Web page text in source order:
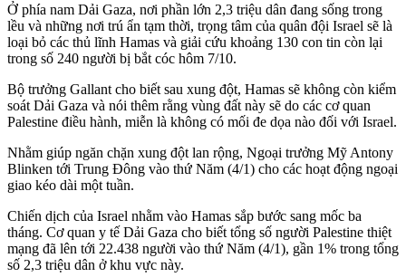
Ở phía nam Dải Gaza, nơi phần lớn 2,3 triệu dân đang sống trong
lều và những nơi trú ẩn tạm thời, trọng tâm của quân đội Israel sẽ là
loại bỏ các thủ lĩnh Hamas và giải cứu khoảng 130 con tin còn lại
trong số 240 người bị bắt cóc hôm 7/10.
Bộ trưởng Gallant cho biết sau xung đột, Hamas sẽ không còn kiểm
soát Dải Gaza và nói thêm rằng vùng đất này sẽ do các cơ quan
Palestine điều hành, miễn là không có mối đe dọa nào đối với Israel.
Nhằm giúp ngăn chặn xung đột lan rộng, Ngoại trưởng Mỹ Antony
Blinken tới Trung Đông vào thứ Năm (4/1) cho các hoạt động ngoại
giao kéo dài một tuần.
Chiến dịch của Israel nhằm vào Hamas sắp bước sang mốc ba
tháng. Cơ quan y tế Dải Gaza cho biết tổng số người Palestine thiệt
mạng đã lên tới 22.438 người vào thứ Năm (4/1), gần 1% trong tổng
số 2,3 triệu dân ở khu vực này.